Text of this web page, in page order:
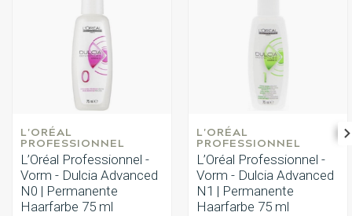
L'ORÉAL
PROFESSIONNEL
L’Oréal Professionnel -
Vorm - Dulcia Advanced
N0 | Permanente
Haarfarbe 75 ml
L'ORÉAL
PROFESSIONNEL
L’Oréal Professionnel -
Vorm - Dulcia Advanced
N1 | Permanente
Haarfarbe 75 ml